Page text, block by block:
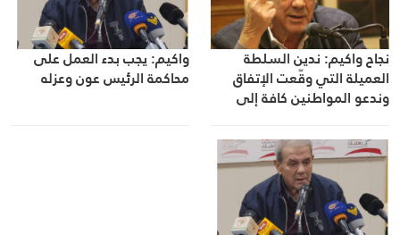
نجاح واكيم: ندين السلطة
العميلة التي وقّعت الإتفاق
وندعو المواطنين كافة إلى
من أجل إسقاطه
واكيم: يجب بدء العمل على
محاكمة الرئيس عون وعزله